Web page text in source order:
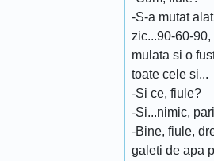
-S-a mutat
zic...90-60-
mulata si o
toate cele si...
-Si ce, fiule?
-Si...nimic,
-Bine, fiule,
galeti de apa